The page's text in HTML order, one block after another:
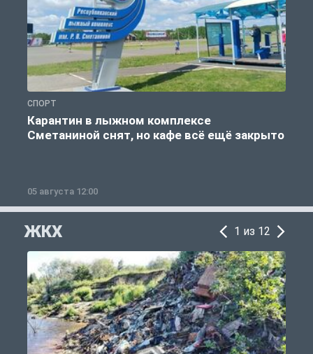
СПОРТ
Карантин в лыжном комплексе
Сметаниной снят, но кафе всё ещё закрыто
05 августа 12:00
ЖКХ 1 из 12